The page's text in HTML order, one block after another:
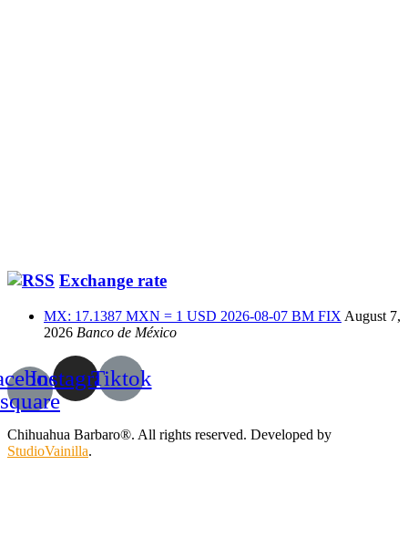
Exchange rate
MX: 17.1387 MXN = 1 USD 2026-08-07 BM FIX August 7,
2026 Banco de México
square
InstagramTiktok
Chihuahua Barbaro®. All rights reserved. Developed by
StudioVainilla.